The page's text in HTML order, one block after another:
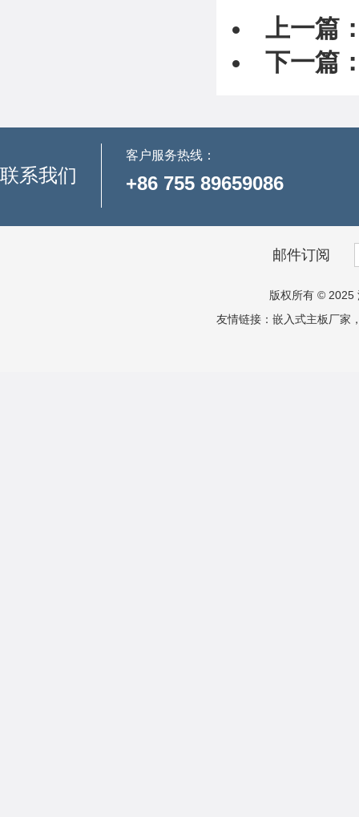
上一篇
下一篇
联系我们
客户服务热线：
+86 755 89659086
邮件订阅
版权所有 © 2025
友情链接： 嵌入式主板厂家